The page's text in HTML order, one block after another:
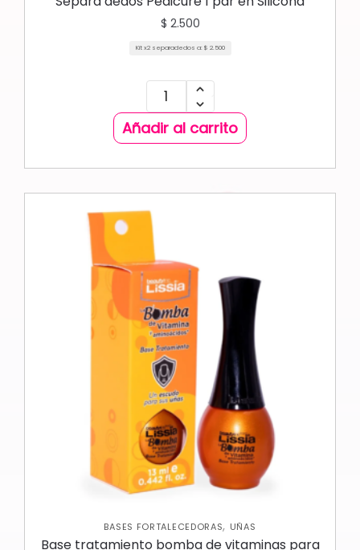
$ 2.500
Kit x2 separadedos a: $ 2.500
Añadir al carrito
BASES FORTALECEDORAS, UÑAS
Base tratamiento bomba de vitaminas para